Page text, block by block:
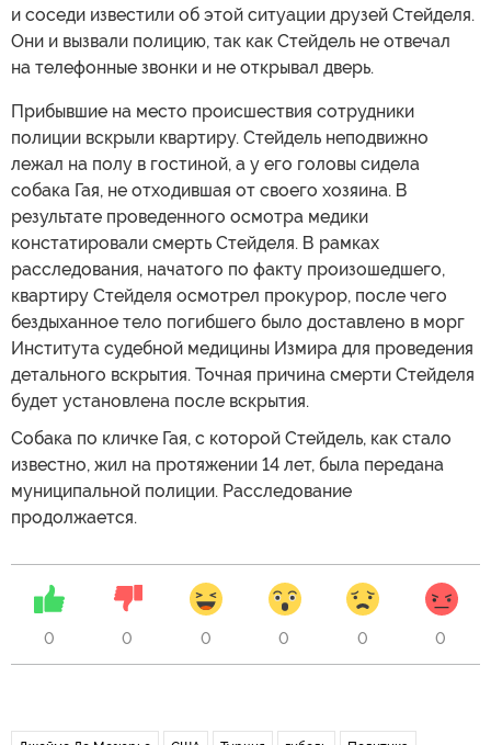
и соседи известили об этой ситуации друзей Стейделя.
Они и вызвали полицию, так как Стейдель не отвечал
на телефонные звонки и не открывал дверь.
Прибывшие на место происшествия сотрудники
полиции вскрыли квартиру. Стейдель неподвижно
лежал на полу в гостиной, а у его головы сидела
собака Гая, не отходившая от своего хозяина. В
результате проведенного осмотра медики
констатировали смерть Стейделя. В рамках
расследования, начатого по факту произошедшего,
квартиру Стейделя осмотрел прокурор, после чего
бездыханное тело погибшего было доставлено в морг
Института судебной медицины Измира для проведения
детального вскрытия. Точная причина смерти Стейделя
будет установлена после вскрытия.
Собака по кличке Гая, с которой Стейдель, как стало
известно, жил на протяжении 14 лет, была передана
муниципальной полиции. Расследование
продолжается.
0 0 0 0 0 0